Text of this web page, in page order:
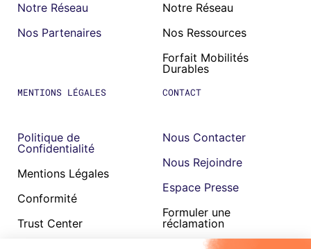
Notre Réseau
Nos Partenaires
Notre Réseau
Nos Ressources
Forfait Mobilités
Durables
MENTIONS LÉGALES
Politique de
Confidentialité
Mentions Légales
Conformité
Trust Center
CONTACT
Nous Contacter
Nous Rejoindre
Espace Presse
Formuler une
réclamation